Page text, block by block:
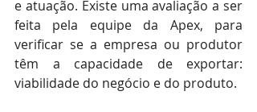
e atuação. Existe uma avaliação a ser
feita pela equipe da Apex, para
verificar se a empresa ou produtor
têm a capacidade de exportar:
viabilidade do negócio e do produto.